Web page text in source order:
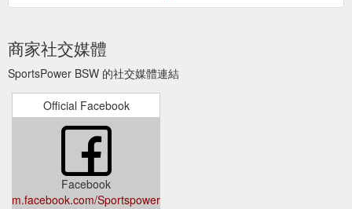
商家社交媒體
SportsPower BSW 的社交媒體連結
Official Facebook
Facebook
m.facebook.com/Sportspowerbenalla.shepparton/